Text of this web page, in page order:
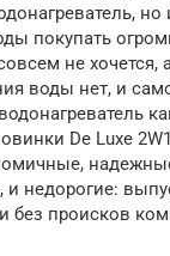
покупать
не хочется,
воды нет, и
De Luxe
и недорогие:
и без происков